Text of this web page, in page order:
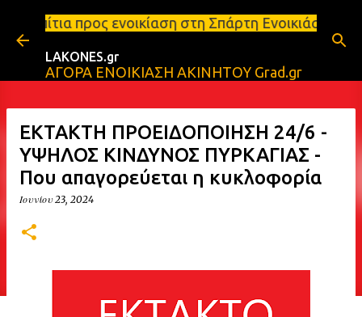
Μετάβαση στο κύριο περιεχόμενο
ενοικίαση στη Σπάρτη Ενοικιάσεις
LAKONES.gr
ΑΓΟΡΑ ΕΝΟΙΚΙΑΣΗ ΑΚΙΝΗΤΟΥ Grad.gr
ΕΚΤΑΚΤΗ ΠΡΟΕΙΔΟΠΟΙΗΣΗ 24/6 -
ΥΨΗΛΟΣ ΚΙΝΔΥΝΟΣ ΠΥΡΚΑΓΙΑΣ -
Που απαγορεύεται η κυκλοφορία
Ιουνίου 23, 2024